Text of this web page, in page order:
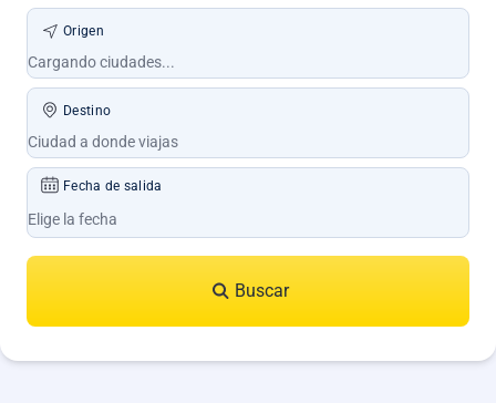
Origen
Destino
Fecha de salida
Buscar